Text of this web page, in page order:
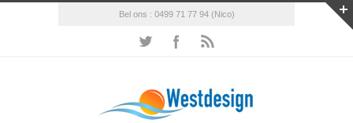
Bel ons : 0499 71 77 94 (Nico)